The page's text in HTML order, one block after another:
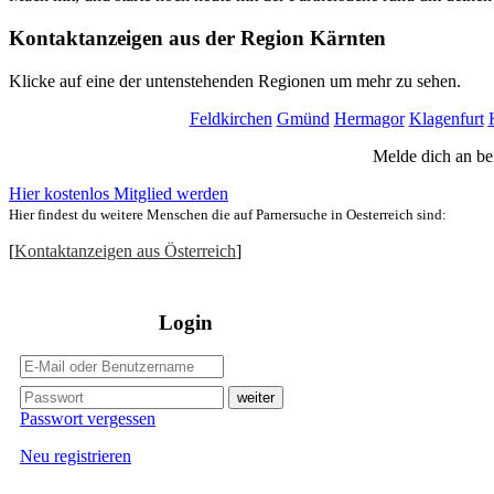
Kontaktanzeigen aus der Region Kärnten
Klicke auf eine der untenstehenden Regionen um mehr zu sehen.
Feldkirchen Gmünd Hermagor Klagenfurt
Melde dich an
Hier kostenlos Mitglied werden
Hier findest du weitere Menschen die auf Parnersuche in Oesterreich sind:
[Kontaktanzeigen aus Österreich]
Login
Passwort vergessen
Neu registrieren